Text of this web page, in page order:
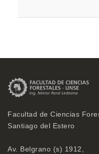
Facultad de Ciencias
Santiago del Estero
Av. Belgrano (s) 1912,